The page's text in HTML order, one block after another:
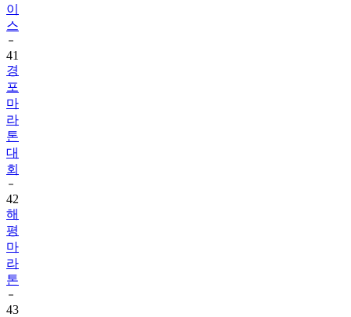
이
스
41
경
포
마
라
톤
대
회
42
해
평
마
라
톤
43